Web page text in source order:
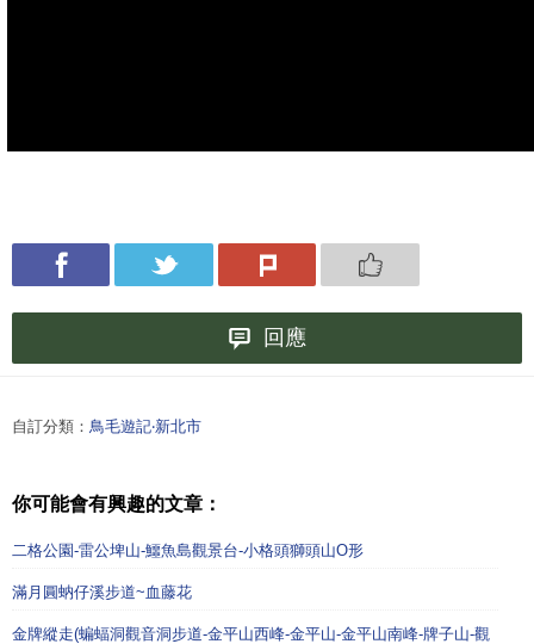
回應
自訂分類： 鳥毛遊記‧新北市
你可能會有興趣的文章：
二格公園-雷公埤山-鱷魚島觀景台-小格頭獅頭山O形
滿月圓蚋仔溪步道~血藤花
金牌縱走(蝙蝠洞觀音洞步道-金平山西峰-金平山-金平山南峰-牌子山-觀